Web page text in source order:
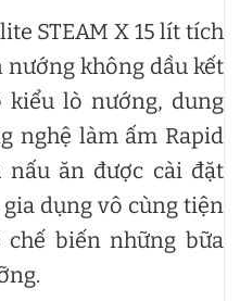
STEAM X 15 lít tích
nướng không dầu kết
kiểu lò nướng, dung
nghệ làm ấm Rapid
ăn được cài đặt
dụng vô cùng tiện
biến những bữa